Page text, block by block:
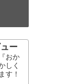
ー
おか
しく
す！